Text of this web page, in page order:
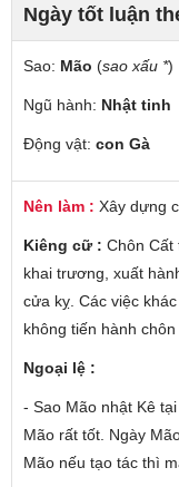
Ngày tốt luận
Sao: Mão (sao xấu *)
Ngũ hành: Nhật tinh
Động vật: con Gà
Nên làm : Xây dựng
Kiêng cữ : Chôn Cất
khai trương, xuất
cửa kỵ. Các việc
không tiến hành
Ngoại lệ :
- Sao Mão nhật Kê
Mão rất tốt. Ngày
Mão nếu tạo tác thì